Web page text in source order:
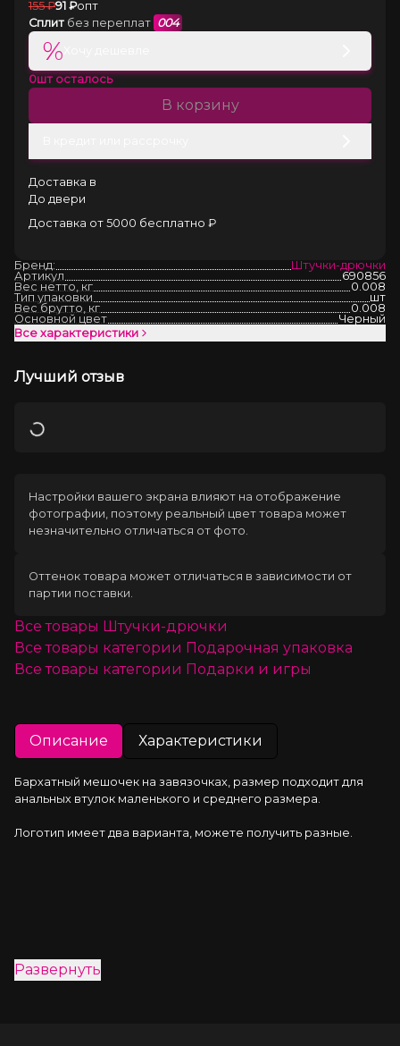
155 ₽91 ₽опт
Сплит без переплат 004
%
0шт осталось
В корзину
Доставка в
До двери
Доставка от 5000 бесплатно ₽
Бренд:
Штучки-дрючки
Артикул
690856
Вес нетто, кг
0.008
Тип упаковки
шт
Вес брутто, кг
0.008
Основной цвет
Черный
Все характеристики
Лучший отзыв
Загрузка
Настройки вашего экрана влияют на отображение
фотографии, поэтому реальный цвет товара может
незначительно отличаться от фото.
Оттенок товара может отличаться в зависимости от
партии поставки.
Все товары Штучки-дрючки
Все товары категории Подарочная упаковка
Все товары категории Подарки и игры
Описание Характеристики
Бархатный мешочек на завязочках, размер подходит для
анальных втулок маленького и среднего размера.
Логотип имеет два варианта, можете получить разные.
Развернуть